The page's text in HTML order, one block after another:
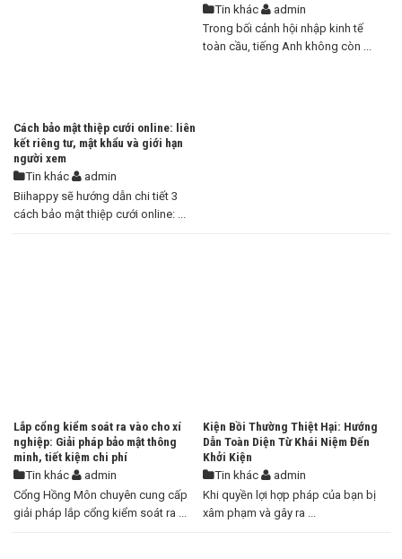
Cách bảo mật thiệp cưới online: liên
kết riêng tư, mật khẩu và giới hạn
người xem
Tin khác
admin
Biihappy sẽ hướng dẫn chi tiết 3
cách bảo mật thiệp cưới online: ...
Tin khác
admin
Trong bối cảnh hội nhập kinh tế
toàn cầu, tiếng Anh không còn ...
Lắp cổng kiểm soát ra vào cho xí
nghiệp: Giải pháp bảo mật thông
minh, tiết kiệm chi phí
Tin khác
admin
Cổng Hồng Môn chuyên cung cấp
giải pháp lắp cổng kiểm soát ra ...
Kiện Bồi Thường Thiệt Hại: Hướng
Dẫn Toàn Diện Từ Khái Niệm Đến
Khởi Kiện
Tin khác
admin
Khi quyền lợi hợp pháp của bạn bị
xâm phạm và gây ra ...